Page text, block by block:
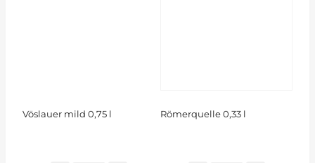
Vöslauer mild 0,75 l Römerquelle 0,33 l